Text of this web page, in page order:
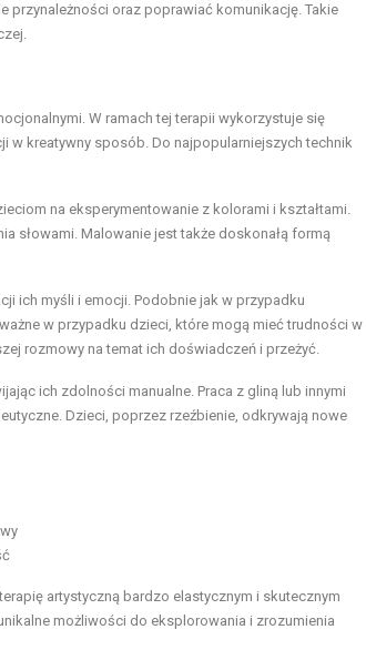
przynależności oraz poprawiać komunikację. Takie
W ramach tej terapii wykorzystuje się
w kreatywny sposób. Do najpopularniejszych technik
na eksperymentowanie z kolorami i kształtami.
słowami. Malowanie jest także doskonałą formą
ich myśli i emocji. Podobnie jak w przypadku
w przypadku dzieci, które mogą mieć trudności w
rozmowy na temat ich doświadczeń i przeżyć.
ich zdolności manualne. Praca z gliną lub innymi
Dzieci, poprzez rzeźbienie, odkrywają nowe
artystyczną bardzo elastycznym i skutecznym
możliwości do eksplorowania i zrozumienia